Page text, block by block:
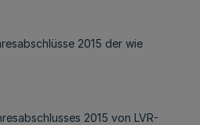
2015 der wie
2015 von LVR-